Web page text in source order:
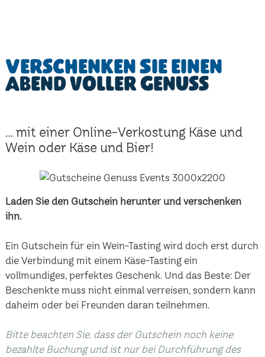
Verschenken Sie einen
Abend voller Genuss
... mit einer Online-Verkostung Käse und
Wein oder Käse und Bier!
Laden Sie den Gutschein herunter und verschenken
ihn.
Ein Gutschein für ein Wein-Tasting wird doch erst durch
die Verbindung mit einem Käse-Tasting ein
vollmundiges, perfektes Geschenk. Und das Beste: Der
Beschenkte muss nicht einmal verreisen, sondern kann
daheim oder bei Freunden daran teilnehmen.
Bitte beachten Sie, dass der Gutschein noch keine
bezahlte Buchung und ist nur bei Durchführung des